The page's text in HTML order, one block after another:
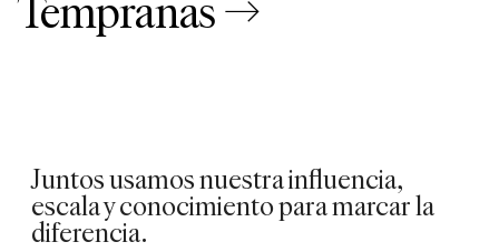
Juntos usamos nuestra influencia,
escala y conocimiento para marcar la
diferencia.